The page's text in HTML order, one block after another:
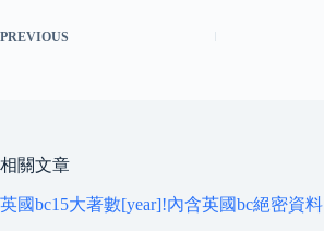
PREVIOUS
相關文章
英國bc15大著數[year]!內含英國bc絕密資料